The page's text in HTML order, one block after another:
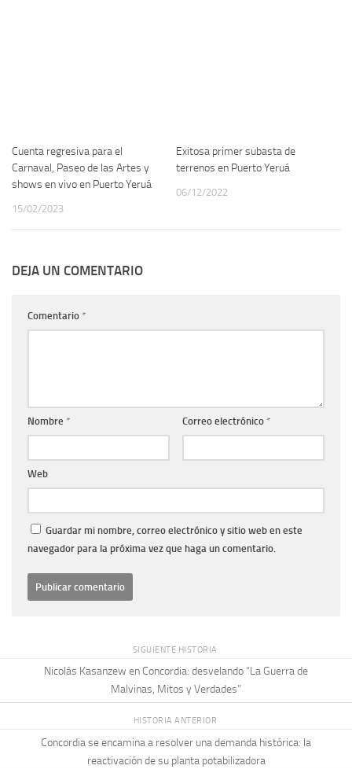
Cuenta regresiva para el
Carnaval, Paseo de las Artes y
shows en vivo en Puerto Yeruá
15/02/2023
Exitosa primer subasta de
terrenos en Puerto Yeruá
06/12/2022
DEJA UN COMENTARIO
Comentario *
Nombre * Correo electrónico *
Web
Guardar mi nombre, correo electrónico y sitio web en este
navegador para la próxima vez que haga un comentario.
SIGUIENTE HISTORIA
Nicolás Kasanzew en Concordia: desvelando “La Guerra de
Malvinas, Mitos y Verdades”
HISTORIA ANTERIOR
Concordia se encamina a resolver una demanda histórica: la
reactivación de su planta potabilizadora